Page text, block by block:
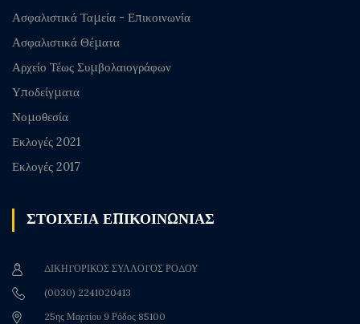
Ασφαλιστικά Ταμεία - Επικοινωνία
Ασφαλιστικά Θέματα
Αρχείο Τέως Συμβολαιογράφων
Υποδείγματα
Νομοθεσία
Εκλογές 2021
Εκλογές 2017
ΣΤΟΙΧΕΙΑ ΕΠΙΚΟΙΝΩΝΙΑΣ
ΔΙΚΗΓΟΡΙΚΟΣ ΣΥΛΛΟΓΟΣ ΡΟΔΟΥ
(0030) 2241020413
25ης Μαρτίου 9 Ρόδος 85100